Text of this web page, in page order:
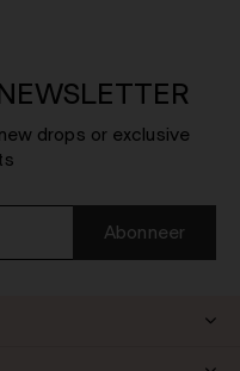
drops or exclusive
Abonneer